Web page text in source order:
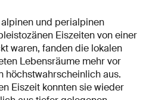
und perialpinen
Eiszeiten von einer
waren, fanden die lokalen
Lebensräume mehr vor
höchstwahrscheinlich aus.
Eiszeit konnten sie wieder